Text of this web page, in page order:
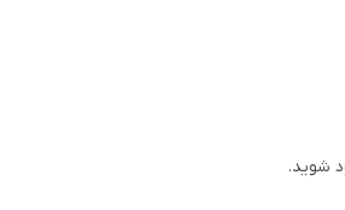
شوید.